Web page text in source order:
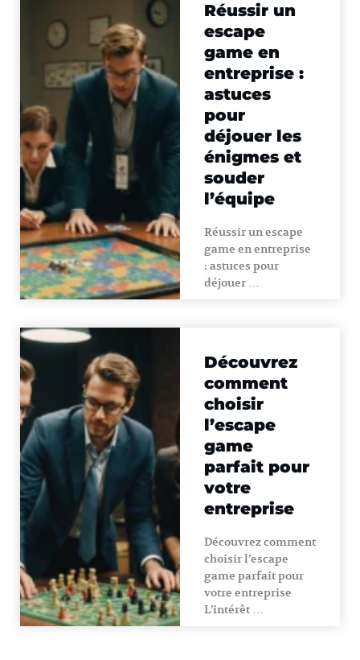
Réussir un
escape
game en
entreprise :
astuces
pour
déjouer les
énigmes et
souder
l’équipe
Réussir un escape
game en entreprise
: astuces pour
déjouer …
Découvrez
comment
choisir
l’escape
game
parfait pour
votre
entreprise
Découvrez comment
choisir l’escape
game parfait pour
votre entreprise
L’intérêt …